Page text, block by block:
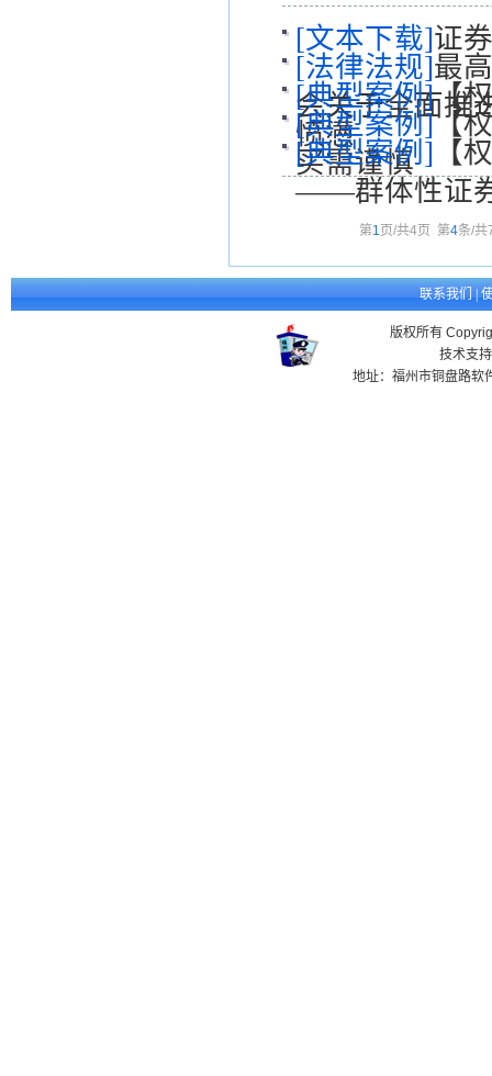
[文本下载]证
[法律法规]最
会关于全面推
[典型案例]【
愤懑
[典型案例]【
买需谨慎
[典型案例] 【
——群体性证
第1 页/共4页 第4条/共
联系我们|
版权所有
技术支
地址：福州市铜盘路软